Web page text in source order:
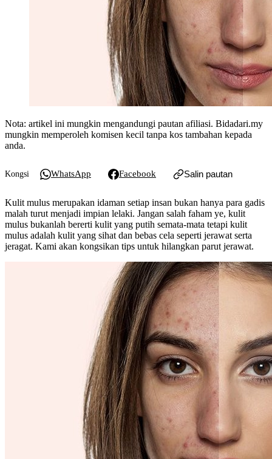
Nota: artikel ini mungkin mengandungi pautan afiliasi. Bidadari.my
mungkin memperoleh komisen kecil tanpa kos tambahan kepada
anda.
Kongsi WhatsApp Facebook Salin pautan
Kulit mulus merupakan idaman setiap insan bukan hanya para gadis
malah turut menjadi impian lelaki. Jangan salah faham ye, kulit
mulus bukanlah bererti kulit yang putih semata-mata tetapi kulit
mulus adalah kulit yang sihat dan bebas cela seperti jerawat serta
jeragat. Kami akan kongsikan tips untuk hilangkan parut jerawat.